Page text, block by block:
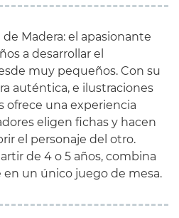
Madera: el apasionante
a desarrollar el
muy pequeños. Con su
auténtica, e ilustraciones
ofrece una experiencia
eligen fichas y hacen
el personaje del otro.
de 4 o 5 años, combina
en un único juego de mesa.